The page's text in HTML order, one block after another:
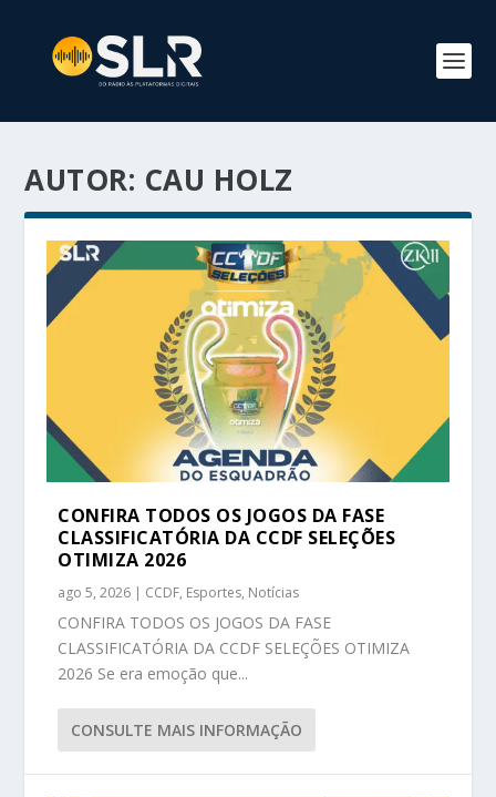
AUTOR: CAU HOLZ
CONFIRA TODOS OS JOGOS DA FASE
CLASSIFICATÓRIA DA CCDF SELEÇÕES
OTIMIZA 2026
ago 5, 2026 | CCDF, Esportes, Notícias
CONFIRA TODOS OS JOGOS DA FASE
CLASSIFICATÓRIA DA CCDF SELEÇÕES OTIMIZA
2026 Se era emoção que...
CONSULTE MAIS INFORMAÇÃO